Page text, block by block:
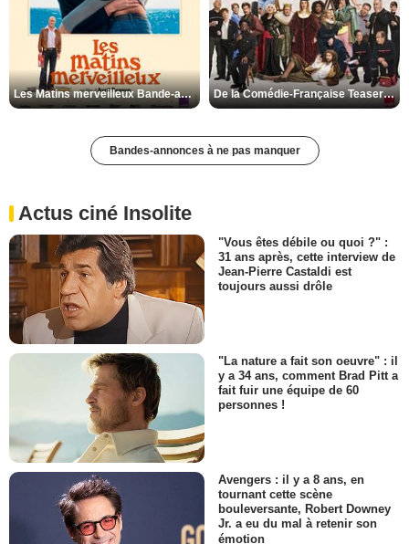
Les Matins merveilleux Bande-annonce VF De la Comédie-Française Teaser VF
Bandes-annonces à ne pas manquer
Actus ciné Insolite
"Vous êtes débile ou quoi ?" :
31 ans après, cette interview de
Jean-Pierre Castaldi est
toujours aussi drôle
"La nature a fait son oeuvre" : il
y a 34 ans, comment Brad Pitt a
fait fuir une équipe de 60
personnes !
Avengers : il y a 8 ans, en
tournant cette scène
bouleversante, Robert Downey
Jr. a eu du mal à retenir son
émotion